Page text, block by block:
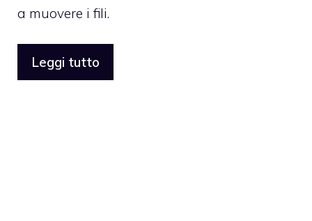
a muovere i fili.
Leggi tutto